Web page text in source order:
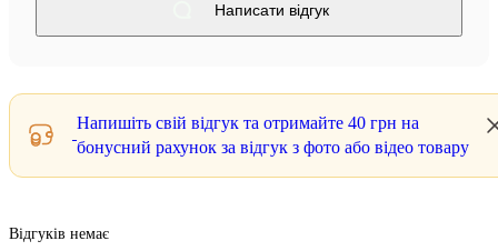
Написати відгук
Напишіть свій відгук та отримайте 40 грн на
бонусний рахунок за відгук з фото або відео товару
Відгуків немає